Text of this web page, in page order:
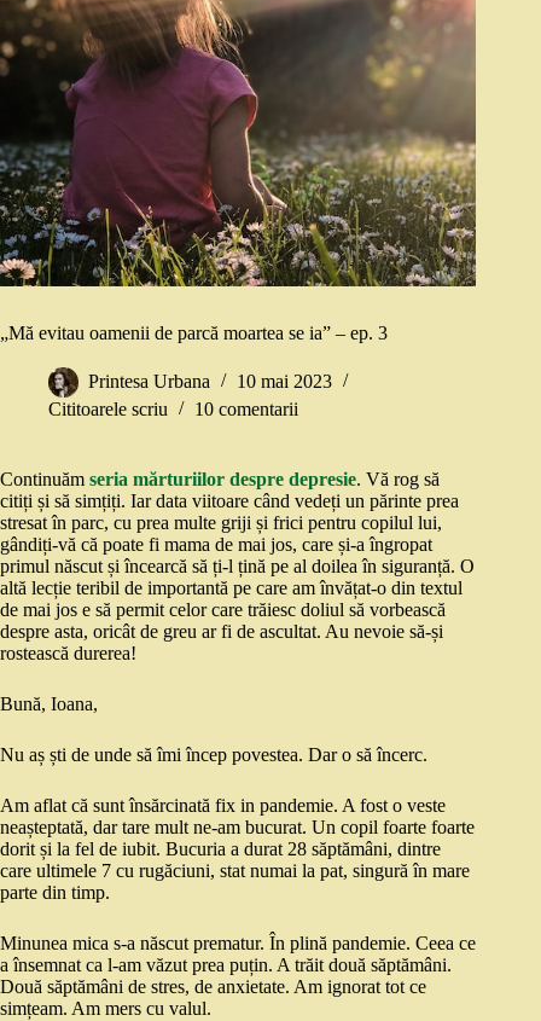
„Mă evitau oamenii de parcă moartea se ia” – ep. 3
Printesa Urbana
10 mai 2023
Cititoarele scriu
10 comentarii
Continuăm seria mărturiilor despre depresie. Vă rog să
citiți și să simțiți. Iar data viitoare când vedeți un părinte prea
stresat în parc, cu prea multe griji și frici pentru copilul lui,
gândiți-vă că poate fi mama de mai jos, care și-a îngropat
primul născut și încearcă să ți-l țină pe al doilea în siguranță. O
altă lecție teribil de importantă pe care am învățat-o din textul
de mai jos e să permit celor care trăiesc doliul să vorbească
despre asta, oricât de greu ar fi de ascultat. Au nevoie să-și
rostească durerea!
Bună, Ioana,
Nu aș ști de unde să îmi încep povestea. Dar o să încerc.
Am aflat că sunt însărcinată fix in pandemie. A fost o veste
neașteptată, dar tare mult ne-am bucurat. Un copil foarte foarte
dorit și la fel de iubit. Bucuria a durat 28 săptămâni, dintre
care ultimele 7 cu rugăciuni, stat numai la pat, singură în mare
parte din timp.
Minunea mica s-a născut prematur. În plină pandemie. Ceea ce
a însemnat ca l-am văzut prea puțin. A trăit două săptămâni.
Două săptămâni de stres, de anxietate. Am ignorat tot ce
simțeam. Am mers cu valul.